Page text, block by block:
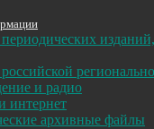
и радио
интернет
архивные файлы